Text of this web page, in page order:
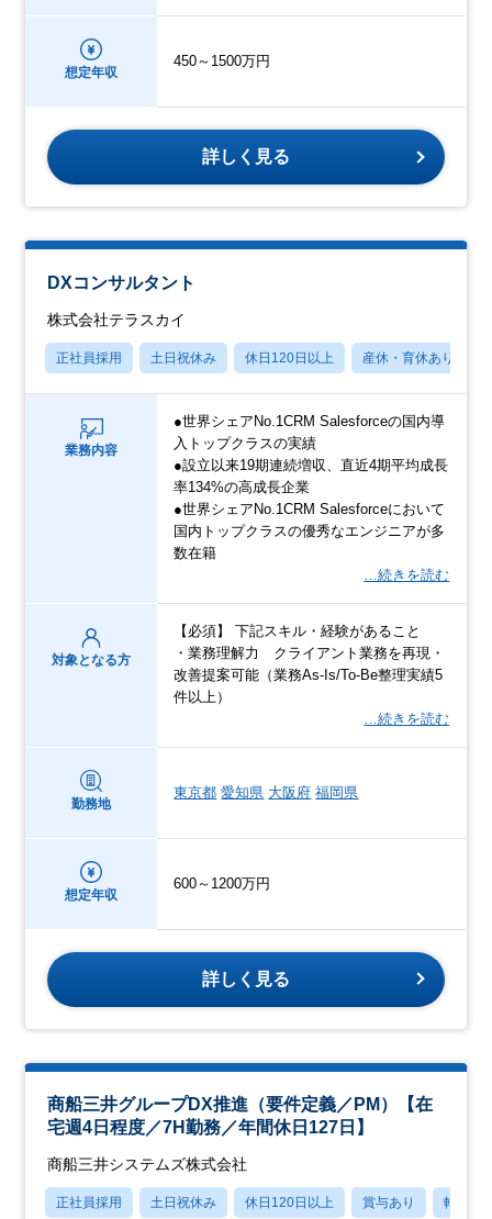
想定年収
450～1500万円
詳しく見る
DXコンサルタント
株式会社テラスカイ
正社員採用 土日祝休み 休日120日以上 産休・育休あり
業務内容
●世界シェアNo.1CRM Salesforceの国内導
入トップクラスの実績
●設立以来19期連続増収、直近4期平均成長
率134%の高成長企業
●世界シェアNo.1CRM Salesforceにおいて
国内トップクラスの優秀なエンジニアが多
数在籍
…続きを読む
対象となる方
【必須】 下記スキル・経験があること
・業務理解力 クライアント業務を再現・
改善提案可能（業務As-Is/To-Be整理実績5
件以上）
…続きを読む
勤務地
東京都 愛知県 大阪府 福岡県
想定年収
600～1200万円
詳しく見る
商船三井グループDX推進（要件定義／PM）【在
宅週4日程度／7H勤務／年間休日127日】
商船三井システムズ株式会社
正社員採用 土日祝休み 休日120日以上 賞与あり 転勤な